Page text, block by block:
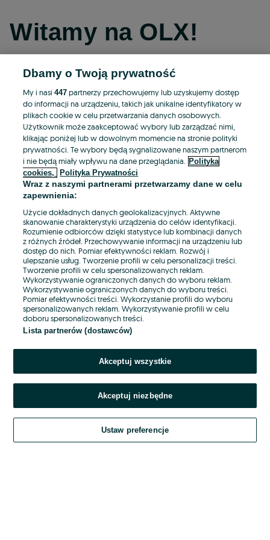
Witamy na OLX!
Kontynuuj przez Facebooka
Kontynuuj przez konto Apple
Kontynuuj przez konto Google
LUB
E-mail
Hasło
Nie pamiętasz hasła?
Zaloguj się
Kontynuując za pośrednictwem jednego z dostawców wskazanych powyżej,
Regulamin serwisu OLX.pl w jego aktualnym brzmieniu.
Dbamy o Twoją prywatność
My i nasi447 partnerzy przechowujemy lub uzyskujemy dostęp
do informacji na urządzeniu, takich jak unikalne identyfikatory w
plikach cookie w celu przetwarzania danych osobowych.
Użytkownik może zaakceptować wybory lub zarządzać nimi,
klikając poniżej lub w dowolnym momencie na stronie polityki
prywatności. Te wybory będą sygnalizowane naszym partnerom
i nie będą miały wpływu na dane przeglądania.
Polityka
cookies,
Polityka Prywatności
Wraz z naszymi partnerami przetwarzamy dane w celu
zapewnienia:
Użycie dokładnych danych geolokalizacyjnych. Aktywne
skanowanie charakterystyki urządzenia do celów identyfikacji.
Rozumienie odbiorców dzięki statystyce lub kombinacji danych
z różnych źródeł. Przechowywanie informacji na urządzeniu lub
dostęp do nich. Pomiar efektywności reklam. Rozwój i
ulepszanie usług. Tworzenie profili w celu personalizacji treści.
Tworzenie profili w celu spersonalizowanych reklam.
Wykorzystywanie ograniczonych danych do wyboru reklam.
Wykorzystywanie ograniczonych danych do wyboru treści.
Pomiar efektywności treści. Wykorzystanie profili do wyboru
spersonalizowanych reklam. Wykorzystywanie profili w celu
doboru spersonalizowanych treści.
Lista partnerów (dostawców)
Akceptuj wszystkie
Akceptuj niezbędne
Ustaw preferencje